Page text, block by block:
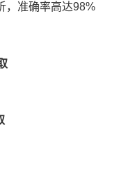
，准确率高达98%